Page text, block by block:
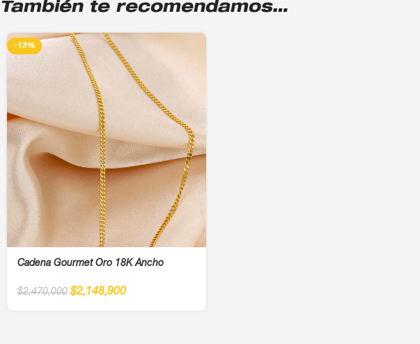
También te recomendamos…
-13%
Cadena Gourmet Oro 18K Ancho
$2,470,000 $2,148,900